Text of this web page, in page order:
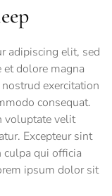
adipiscing elit, sed
dolore magna
exercitation
consequat.
voluptate velit
Excepteur sint
culpa qui officia
ipsum dolor sit